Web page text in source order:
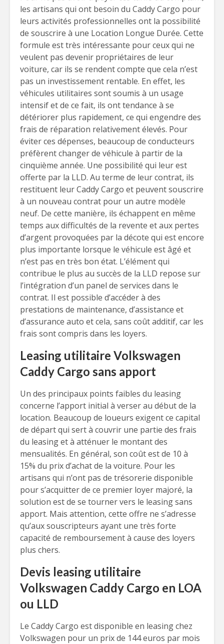
les artisans qui ont besoin du Caddy Cargo pour
leurs activités professionnelles ont la possibilité
de souscrire à une Location Longue Durée. Cette
formule est très intéressante pour ceux qui ne
veulent pas devenir propriétaires de leur
voiture, car ils se rendent compte que cela n’est
pas un investissement rentable. En effet, les
véhicules utilitaires sont soumis à un usage
intensif et de ce fait, ils ont tendance à se
détériorer plus rapidement, ce qui engendre des
frais de réparation relativement élevés. Pour
éviter ces dépenses, beaucoup de conducteurs
préfèrent changer de véhicule à partir de la
cinquième année. Une possibilité qui leur est
offerte par la LLD. Au terme de leur contrat, ils
restituent leur Caddy Cargo et peuvent souscrire
à un nouveau contrat pour un autre modèle
neuf. De cette manière, ils échappent en même
temps aux difficultés de la revente et aux pertes
d’argent provoquées par la décote qui est encore
plus importante lorsque le véhicule est âgé et
n’est pas en très bon état. L’élément qui
contribue le plus au succès de la LLD repose sur
l’intégration d’un panel de services dans le
contrat. Il est possible d’accéder à des
prestations de maintenance, d’assistance et
d’assurance auto et cela, sans coût additif, car les
frais sont compris dans les loyers.
Leasing utilitaire Volkswagen
Caddy Cargo sans apport
Un des principaux points faibles du leasing
concerne l’apport initial à verser au début de la
location. Beaucoup de loueurs exigent ce capital
de départ qui sert à couvrir une partie des frais
du leasing et à atténuer le montant des
mensualités. En général, son coût est de 10 à
15% du prix d’achat de la voiture. Pour les
artisans qui n’ont pas de trésorerie disponible
pour s’acquitter de ce premier loyer majoré, la
solution est de se tourner vers le leasing sans
apport. Mais attention, cette offre ne s’adresse
qu’aux souscripteurs ayant une très forte
capacité de remboursement à cause des loyers
plus chers.
Devis leasing utilitaire
Volkswagen Caddy Cargo en LOA
ou LLD
Le Caddy Cargo est disponible en leasing chez
Volkswagen pour un prix de 144 euros par mois